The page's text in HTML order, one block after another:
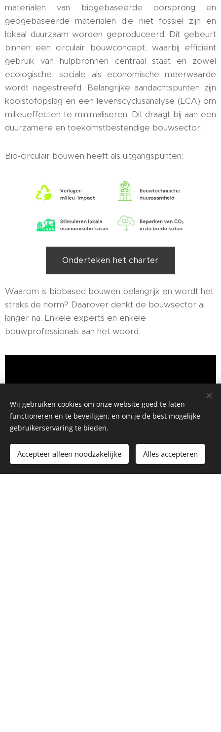
materialen van biogebaseerde oorsprong en
geogebaseerde materialen die niet fossiel zijn en
lokaal duurzaam worden geproduceerd. Dit gebeurt
binnen een circulair bouwconcept, waarbij efficiënt
gebruik van hulpbronnen centraal staat en zowel
ecologische, sociale als economische meerwaarde
wordt nagestreefd. Belangrijke aandachtspunten zijn
koolstofopslag en een levenscyclusanalyse (LCA) om
milieueffecten te minimaliseren. Dit draagt bij aan een
duurzamere en toekomstbestendige bouwsector.
Bio-circulair bouwen heeft als uitgangspunten:
Onderteken het charter
Waarom is biobased bouwen belangrijk en wordt het
straks de norm? Daarover denkt de bouwsector al
langer na. Enkele experts en enkele
bouwprofessionals aan het woord:
Wij gebruiken cookies om onze website goed te laten
functioneren en te beveiligen, en om je de best mogelijke
gebruikerservaring te bieden.
Accepteer alleen noodzakelijke Alles accepteren